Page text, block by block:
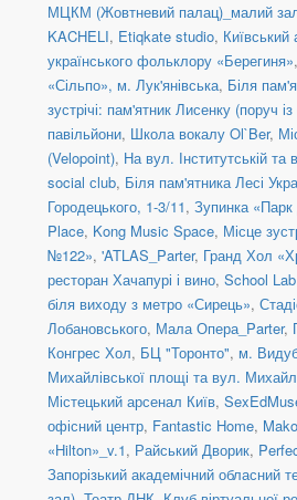
МЦКМ (Жовтневий палац)_малий
KACHELI, Etiqkate studio, Київський
українського фольклору «Берегиня»,
«Сільпо», м. Лук'янівська, Біля
зустрічі: пам'ятник Лисенку (поруч
павільйони, Школа вокалу Ol`Ber,
(Velopoint), На вул. Інститутській
social сlub, Біля пам'ятника Лесі
Городецького, 1-3/11, Зупинка
Place, Kong Music Space, Місце
№122», 'ATLAS_Parter, Гранд Хол
ресторан Хачапурі і вино, School
біля виходу з метро «Сирець»,
Лобановського, Мала Опера_Parter,
Конгрес Хол, БЦ "Торонто", м.
Михайлівської площі та вул.
Містецький арсенал Київ,
офісний центр, Fantastic Home,
«Hilton»_v.1, Райський Дворик,
Запорізький академічний обласний